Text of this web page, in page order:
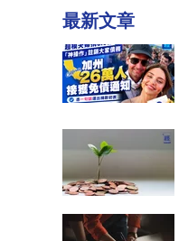
最新文章